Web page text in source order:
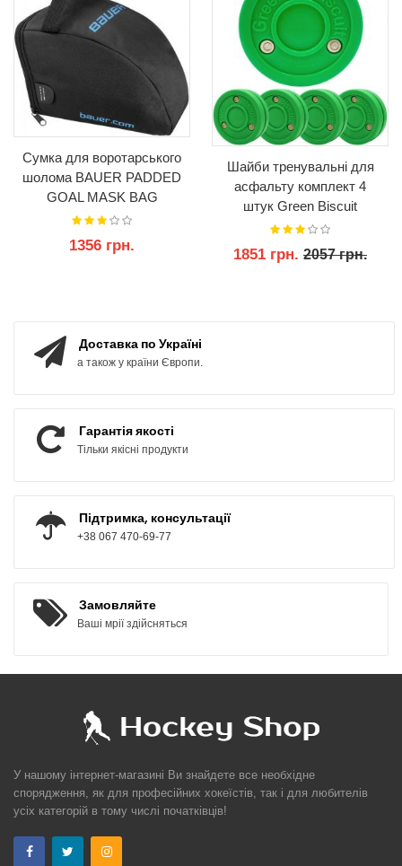
Сумка для воротарського
шолома BAUER PADDED
GOAL MASK BAG
1356 грн.
Шайби тренувальні для
асфальту комплект 4
штук Green Biscuit
Original
1851 грн. 2057 грн.
Доставка по Україні
а також у країни Європи.
Гарантія якості
Тільки якісні продукти
Підтримка, консультації
+38 067 470-69-77
Замовляйте
Ваші мрії здійсняться
У нашому інтернет-магазині Ви знайдете все необхідне
спорядження, як для професійних хокеїстів, так і для любителів
усіх категорій в тому числі початківців!